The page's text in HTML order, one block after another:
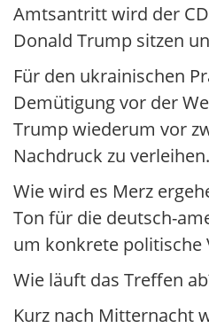
Amtsantritt wird der
Donald Trump sitzen
Für den ukrainischen
Demütigung vor der
Trump wiederum vor
Nachdruck zu verleihen.
Wie wird es Merz
Ton für die deutsch-
um konkrete politische
Wie läuft das Treffen
Kurz nach Mitternacht